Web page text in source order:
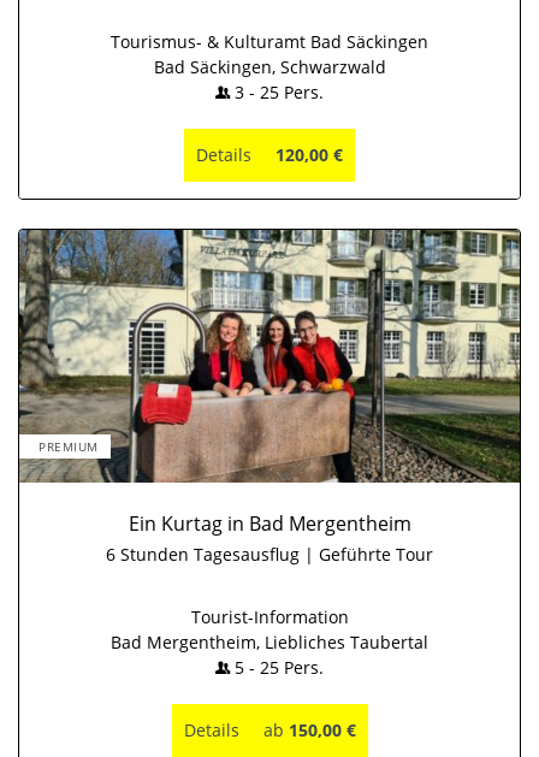
Tourismus- & Kulturamt Bad Säckingen
Bad Säckingen, Schwarzwald
3 - 25 Pers.
Details 120,00 €
PREMIUM
Ein Kurtag in Bad Mergentheim
6 Stunden Tagesausflug | Geführte Tour
Tourist-Information
Bad Mergentheim, Liebliches Taubertal
5 - 25 Pers.
Details ab 150,00 €